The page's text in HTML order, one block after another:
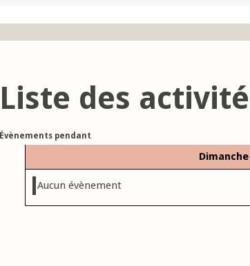
Liste des
Évènements pendant
Aucun évènement